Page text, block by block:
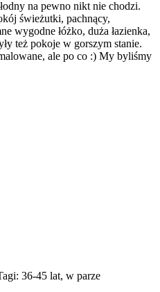
na pewno nikt nie chodzi.
świeżutki, pachnący,
wygodne łóżko, duża łazienka,
też pokoje w gorszym stanie.
ale po co :) My byliśmy
36-45 lat, w parze